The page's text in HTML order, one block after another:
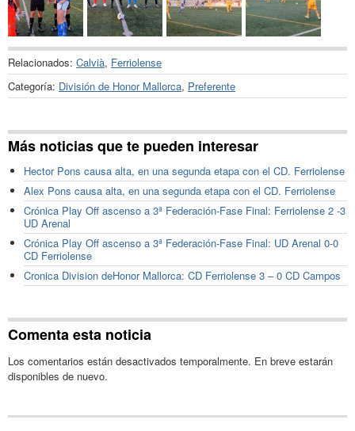
Relacionados: Calvià, Ferriolense
Categoría: División de Honor Mallorca, Preferente
Más noticias que te pueden interesar
Hector Pons causa alta, en una segunda etapa con el CD. Ferriolense
Alex Pons causa alta, en una segunda etapa con el CD. Ferriolense
Crónica Play Off ascenso a 3ª Federación-Fase Final: Ferriolense 2 -3
UD Arenal
Crónica Play Off ascenso a 3ª Federación-Fase Final: UD Arenal 0-0
CD Ferriolense
Cronica Division deHonor Mallorca: CD Ferriolense 3 – 0 CD Campos
Comenta esta noticia
Los comentarios están desactivados temporalmente. En breve estarán
disponibles de nuevo.